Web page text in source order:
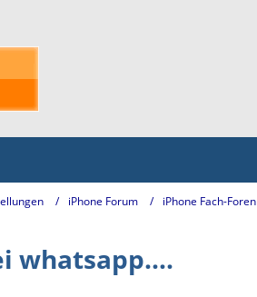
iPhone Forum iPhone Fach-Foren
whatsapp....